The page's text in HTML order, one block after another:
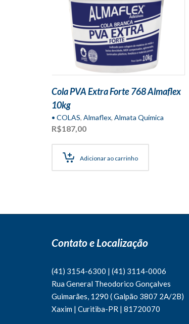
Cola PVA Extra Forte 768 Almaflex
10kg
• COLAS, Almaflex, Almata Química
R$187,00
Adicionar ao carrinho
Contato e Localização
(41) 3154-6300 | (41) 3114-0006
Rua General Theodorico Gonçalves
Guimarães, 1290 ( Galpão 3807 2A/2B)
Xaxim | Curitiba-PR | 81720070